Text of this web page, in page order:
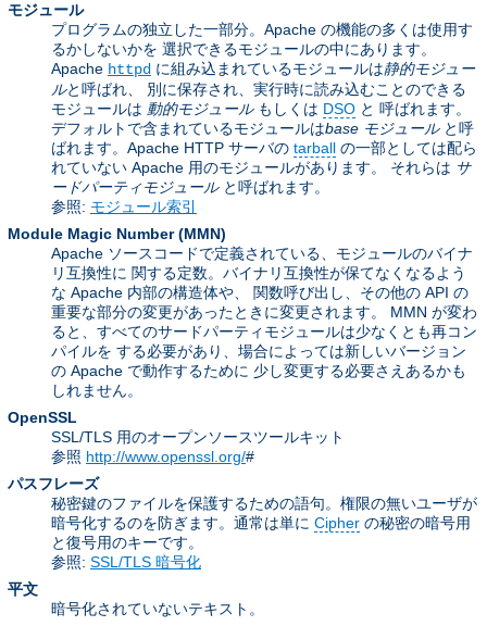
モジュール
プログラムの独立した一部分。Apache の機能の多くは使用す
るかしないかを 選択できるモジュールの中にあります。
Apache httpd に組み込まれているモジュールは静的モジュー
ルと呼ばれ、 別に保存され、実行時に読み込むことのできる
モジュールは 動的モジュールもしくは DSO と 呼ばれます。
デフォルトで含まれているモジュールはbase モジュールと呼
ばれます。Apache HTTP サーバの tarball の一部としては配ら
れていない Apache 用のモジュールがあります。 それらは サ
ードパーティモジュールと呼ばれます。
参照: モジュール索引
Module Magic Number(MMN)
Apache ソースコードで定義されている、モジュールのバイナ
リ互換性に 関する定数。バイナリ互換性が保てなくなるよう
な Apache 内部の構造体や、 関数呼び出し、その他の API の
重要な部分の変更があったときに変更されます。 MMN が変わ
ると、すべてのサードパーティモジュールは少なくとも再コン
パイルを する必要があり、場合によっては新しいバージョン
の Apache で動作するために 少し変更する必要さえあるかも
しれません。
OpenSSL
SSL/TLS 用のオープンソースツールキット
参照 http://www.openssl.org/#
パスフレーズ
秘密鍵のファイルを保護するための語句。権限の無いユーザが
暗号化するのを防ぎます。通常は単に Cipher の秘密の暗号用
と復号用のキーです。
参照: SSL/TLS 暗号化
平文
暗号化されていないテキスト。